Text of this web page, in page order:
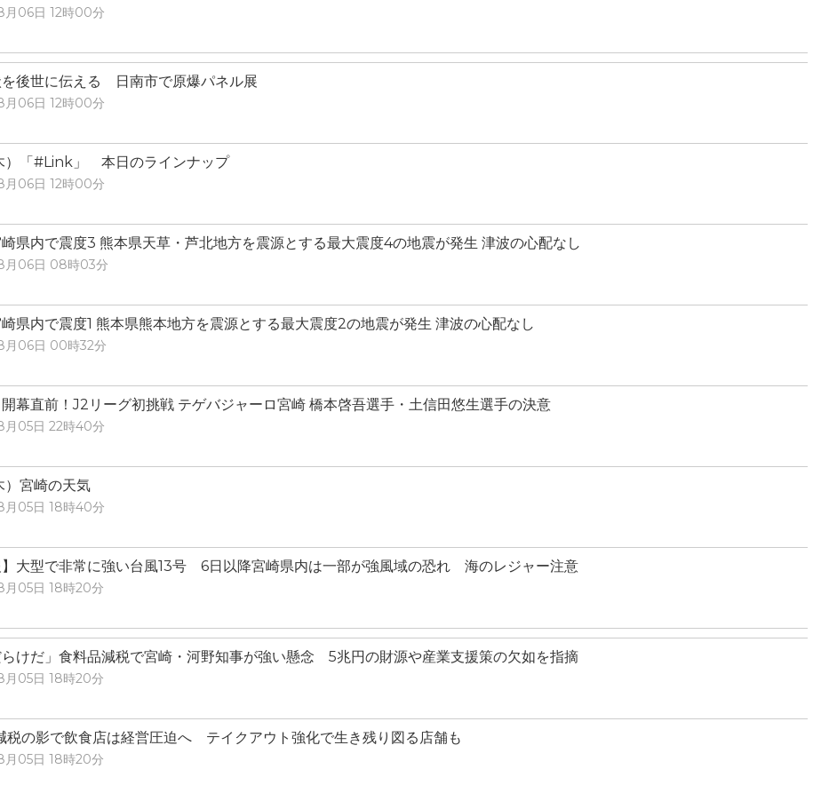
06日 12時00分
を後世に伝える 日南市で原爆パネル展
06日 12時00分
）「#Link」 本日のラインナップ
06日 12時00分
崎県内で震度3 熊本県天草・芦北地方を震源とする最大震度4の地震が発生 津波の心配なし
月06日 08時03分
崎県内で震度1 熊本県熊本地方を震源とする最大震度2の地震が発生 津波の心配なし
06日 00時32分
開幕直前！J2リーグ初挑戦 テゲバジャーロ宮崎 橋本啓吾選手・土信田悠生選手の決意
05日 22時40分
）宮崎の天気
05日 18時40分
】大型で非常に強い台風13号 6日以降宮崎県内は一部が強風域の恐れ 海のレジャー注意
05日 18時20分
らけだ」食料品減税で宮崎・河野知事が強い懸念 5兆円の財源や産業支援策の欠如を指摘
05日 18時20分
税の影で飲食店は経営圧迫へ テイクアウト強化で生き残り図る店舗も
05日 18時20分